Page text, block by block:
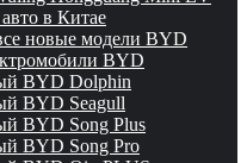
в Китае
новые модели BYD
BYD
BYD Dolphin
BYD Seagull
BYD Song Plus
BYD Song Pro